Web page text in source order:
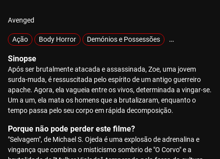
Avenged
Ação Body Horror Demónios e Possessões Exclusivos
Sinopse
Após ser brutalmente atacada e assassinada, Zoe, uma jovem
surda-muda, é ressuscitada pelo espírito de um antigo guerreiro
apache. Agora, ela vagueia entre os vivos, determinada a vingar-se.
Um a um, ela mata os homens que a brutalizaram, enquanto o
tempo passa pelo seu corpo em rápida decomposição.
Porque não pode perder este filme?
"Selvagem", de Michael S. Ojeda é uma explosão de adrenalina e
vingança que combina o misticismo sombrio de "O Corvo" e a